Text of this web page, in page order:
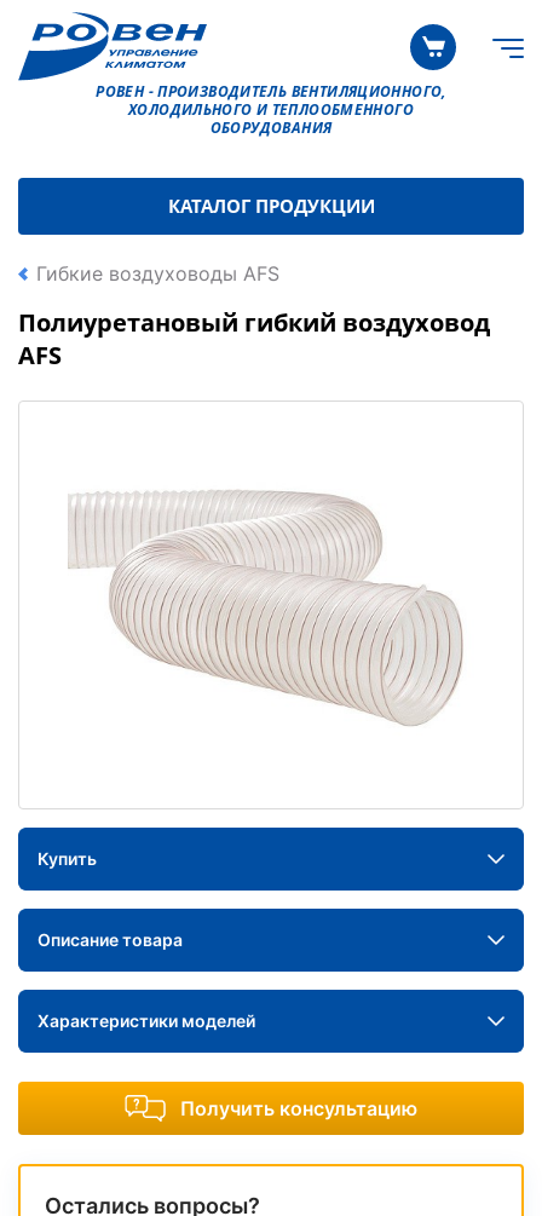
РОВЕН - ПРОИЗВОДИТЕЛЬ ВЕНТИЛЯЦИОННОГО,
ХОЛОДИЛЬНОГО И ТЕПЛООБМЕННОГО
ОБОРУДОВАНИЯ
КАТАЛОГ ПРОДУКЦИИ
Гибкие воздуховоды AFS
Полиуретановый гибкий воздуховод
AFS
Купить
Описание товара
Характеристики моделей
Получить консультацию
Остались вопросы?